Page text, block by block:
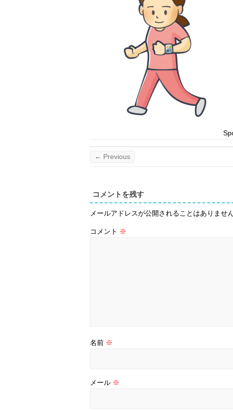
← Previous
コメントを残す
メールアドレスが公開されることはありません
コメント ※
名前 ※
メール ※